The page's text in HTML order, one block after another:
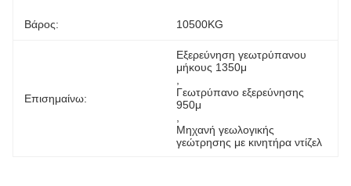
Βάρος: 10500KG
Επισημαίνω:
Εξερεύνηση γεωτρύπανου
μήκους 1350μ
Γεωτρύπανο εξερεύνησης
950μ
Μηχανή γεωλογικής
γεώτρησης με κινητήρα ντίζελ